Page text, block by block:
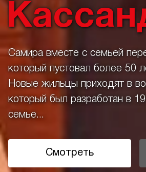
Самира вместе с семьей
который пустовал более 50
Новые жильцы приходят в
который был разработан в
семье...
Смотреть